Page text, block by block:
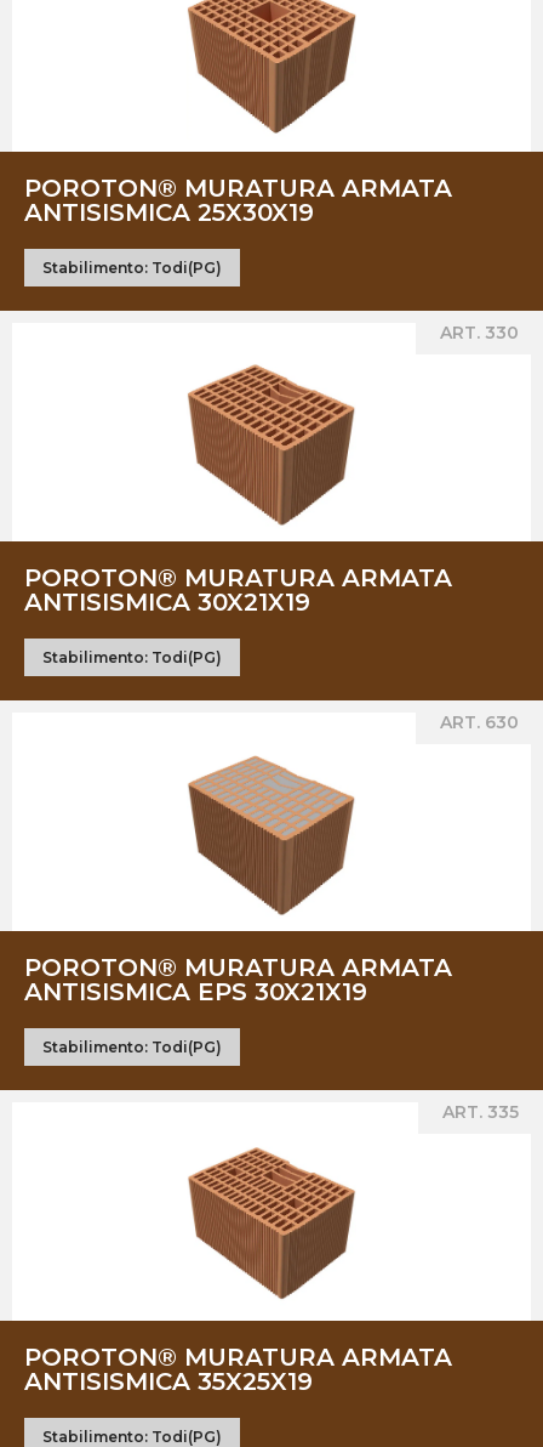
POROTON® MURATURA ARMATA
ANTISISMICA 25X30X19
Stabilimento: Todi(PG)
ART. 330
POROTON® MURATURA ARMATA
ANTISISMICA 30X21X19
Stabilimento: Todi(PG)
ART. 630
POROTON® MURATURA ARMATA
ANTISISMICA EPS 30X21X19
Stabilimento: Todi(PG)
ART. 335
POROTON® MURATURA ARMATA
ANTISISMICA 35X25X19
Stabilimento: Todi(PG)